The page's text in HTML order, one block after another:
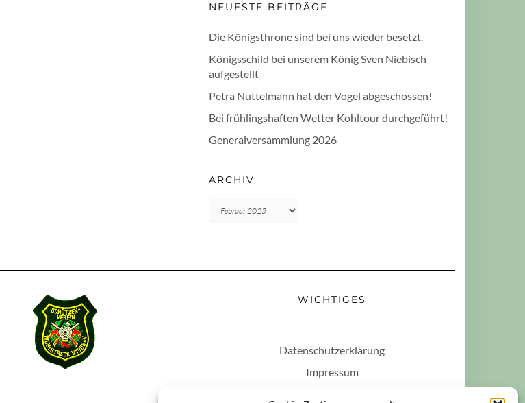
NEUESTE BEITRÄGE
Die Königsthrone sind bei uns wieder besetzt.
Königsschild bei unserem König Sven Niebisch
aufgestellt
Petra Nuttelmann hat den Vogel abgeschossen!
Bei frühlingshaften Wetter Kohltour durchgeführt!
Generalversammlung 2026
ARCHIV
Archiv
WICHTIGES
Datenschutzerklärung
Impressum